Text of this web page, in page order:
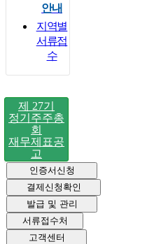
안내
지역별
서류접
수
제 27기
정기주주총
회
재무제표공
고
인증서신청
결제신청확인
발급 및 관리
서류접수처
고객센터